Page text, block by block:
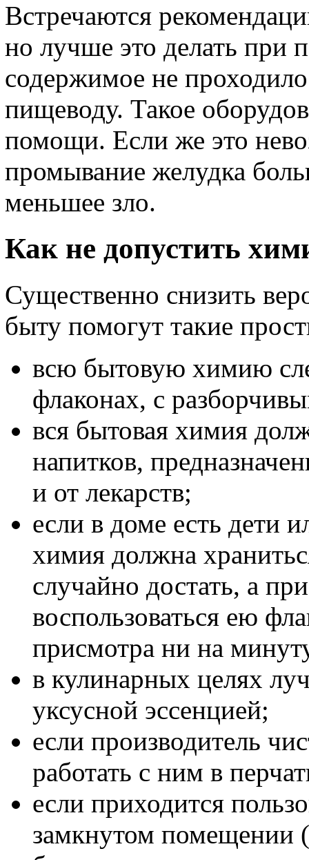
Встречаются
но лучше это делать при
содержимое не
пищеводу. Такое
помощи. Если же это
промывание желудка
меньшее зло.
Как не допустить
Существенно снизить
быту помогут такие
всю бытовую химию
флаконах, с
вся бытовая химия
напитков,
и от лекарств;
если в доме есть дети
химия должна
случайно достать, а
воспользоваться ею
присмотра ни на
в кулинарных целях
уксусной эссенцией;
если производитель
работать с ним в
если приходится
замкнутом помещении